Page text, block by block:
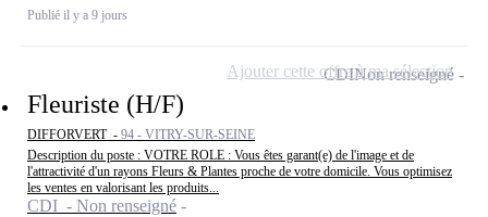
Publié il y a 9 jours
Fleuriste (H/F)
DIFFORVERT - 94 - VITRY-SUR-SEINE
Description du poste : VOTRE ROLE : Vous êtes garant(e) de l'image et de
l'attractivité d'un rayons Fleurs & Plantes proche de votre domicile. Vous optimisez
les ventes en valorisant les produits...
CDI - Non renseigné
CDINon renseigné
Ajouter cette offre à ma sélection